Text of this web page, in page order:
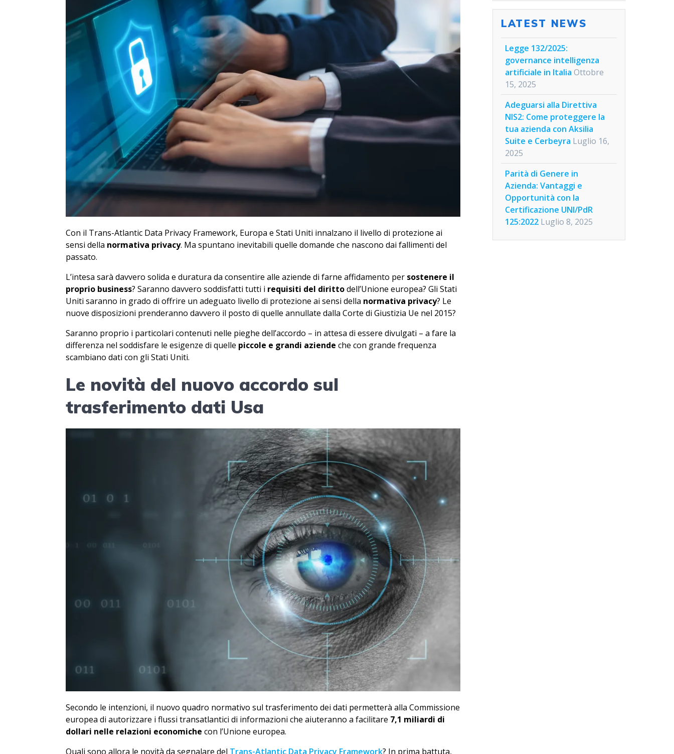
Con il Trans-Atlantic Data Privacy Framework, Europa e Stati Uniti innalzano il livello di protezione ai
sensi della normativa privacy. Ma spuntano inevitabili quelle domande che nascono dai fallimenti del
passato.
L’intesa sarà davvero solida e duratura da consentire alle aziende di farne affidamento per sostenere il
proprio business? Saranno davvero soddisfatti tutti i requisiti del dirittodell’Unione europea? Gli Stati
Uniti saranno in grado di offrire un adeguato livello di protezione ai sensi della normativa privacy? Le
nuove disposizioni prenderanno davvero il posto di quelle annullate dalla Corte di Giustizia Ue nel 2015?
Saranno proprio i particolari contenuti nelle pieghe dell’accordo – in attesa di essere divulgati – a fare la
differenza nel soddisfare le esigenze di quelle piccole e grandi aziende che con grande frequenza
scambiano dati con gli Stati Uniti.
Le novità del nuovo accordo sul
trasferimento dati Usa
Secondo le intenzioni, il nuovo quadro normativo sul trasferimento dei dati permetterà alla Commissione
europea di autorizzare i flussi transatlantici di informazioni che aiuteranno a facilitare 7,1 miliardi di
dollari nelle relazioni economiche con l’Unione europea.
Quali sono allora le novità da segnalare del Trans-Atlantic Data Privacy Framework? In prima battuta,
LATEST NEWS
Legge 132/2025:
governance intelligenza
artificiale in Italia Ottobre
15, 2025
Adeguarsi alla Direttiva
NIS2: Come proteggere la
tua azienda con Aksilia
Suite e Cerbeyra Luglio 16,
2025
Parità di Genere in
Azienda: Vantaggi e
Opportunità con la
Certificazione UNI/PdR
125:2022 Luglio 8, 2025